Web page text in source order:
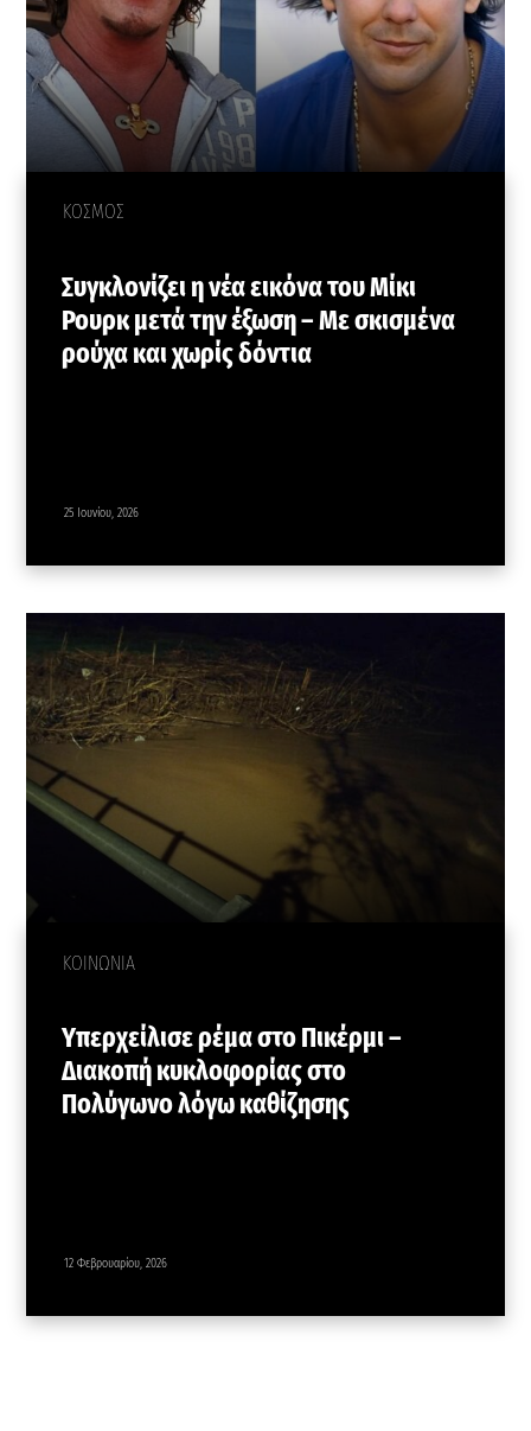
ΚΟΣΜΟΣ
Συγκλονίζει η νέα εικόνα του Μίκι
Ρουρκ μετά την έξωση – Με σκισμένα
ρούχα και χωρίς δόντια
25 Ιουνίου, 2026
ΚΟΙΝΩΝΙΑ
Υπερχείλισε ρέμα στο Πικέρμι –
Διακοπή κυκλοφορίας στο
Πολύγωνο λόγω καθίζησης
12 Φεβρουαρίου, 2026